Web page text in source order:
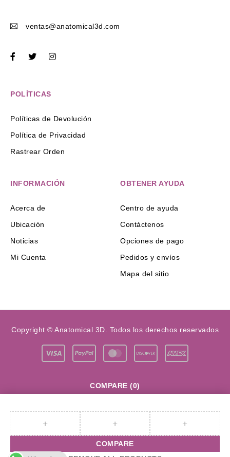
ventas@anatomical3d.com
POLÍTICAS
Políticas de Devolución
Política de Privacidad
Rastrear Orden
INFORMACIÓN
Acerca de
Ubicación
Noticias
Mi Cuenta
OBTENER AYUDA
Centro de ayuda
Contáctenos
Opciones de pago
Pedidos y envíos
Mapa del sitio
Copyright © Anatomical 3D. Todos los derechos reservados
COMPARE (0)
COMPARE